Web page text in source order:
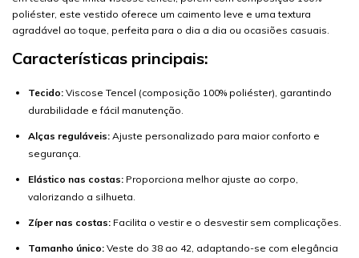
poliéster, este vestido oferece um caimento leve e uma textura
agradável ao toque, perfeita para o dia a dia ou ocasiões casuais.
Características principais:
Tecido: Viscose Tencel (composição 100% poliéster), garantindo
durabilidade e fácil manutenção.
Alças reguláveis: Ajuste personalizado para maior conforto e
segurança.
Elástico nas costas: Proporciona melhor ajuste ao corpo,
valorizando a silhueta.
Zíper nas costas: Facilita o vestir e o desvestir sem complicações.
Tamanho único: Veste do 38 ao 42, adaptando-se com elegância